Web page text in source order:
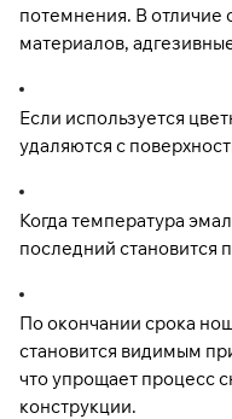
потемнения. В отличие
материалов,
Если используется
удаляются с
Когда температура
последний становится
По окончании срока
становится видимым
что упрощает процесс
конструкции.